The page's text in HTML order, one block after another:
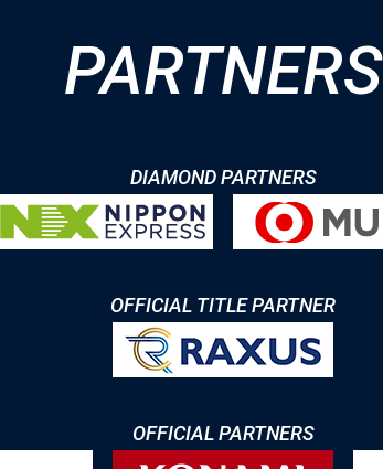
PARTNERS
DIAMOND PARTNERS
OFFICIAL TITLE PARTNER
OFFICIAL PARTNERS